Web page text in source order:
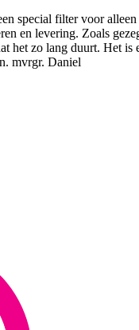
special filter voor
en levering. Zoals
het zo lang duurt. Het
mvrgr. Daniel